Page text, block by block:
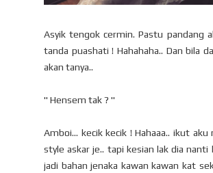
Asyik tengok cermin. Pastu pandang
tanda puashati ! Hahahaha.. Dan bila
akan tanya..
" Hensem tak ? "
Amboi... kecik kecik ! Hahaaa.. ikut
style askar je.. tapi kesian lak dia nanti
jadi bahan jenaka kawan kawan kat